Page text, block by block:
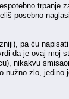
posebno
pa ću
da je ovaj moj
nikakvu
zlo,